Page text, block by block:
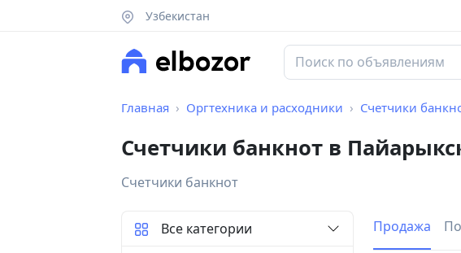
Узбекистан
Главная Оргтехника и расходники Счетчики
Счетчики банкнот в
Счетчики банкнот
Продажа
Все категории